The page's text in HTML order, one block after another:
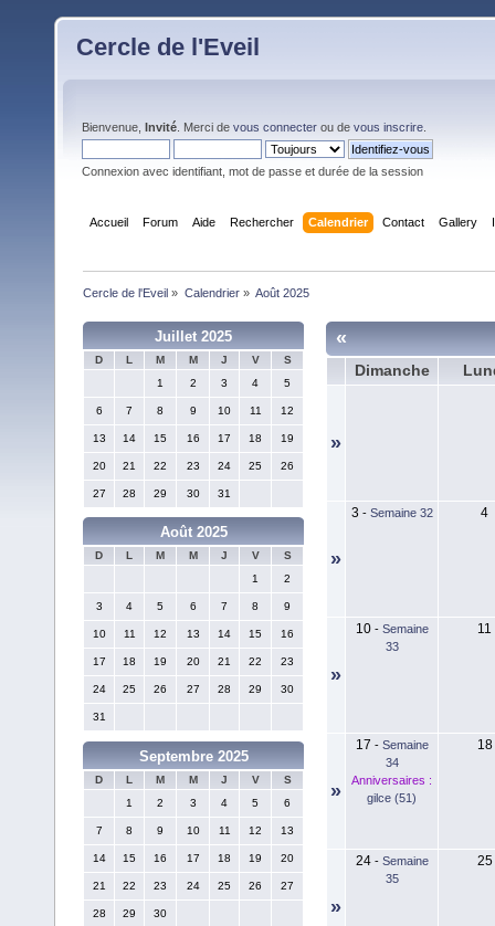
Cercle de l'Eveil
Bienvenue, Invité . Merci de vous connecter ou de vous inscrire
Connexion avec identifiant, mot de passe et durée de la session
Accueil Forum Aide Rechercher Calendrier Contact Gallery
Cercle de l'Eveil » Calendrier» Août 2025
Juillet 2025
D L M M J V
S
1
2 3 4 5
6 7 8 9 10 11 12
13 14 15 16 17 18 19
20 21 22 23 24 25 26
27 28 29 30 31
Août 2025
D L M M J V
S
1
2
3 4 5 6 7 8 9
10 11 12 13 14 15 16
17 18 19 20 21 22 23
24 25 26 27 28 29 30
31
Septembre 2025
D L M M J V
S
1
2 3 4 5 6
7 8 9 10 11 12 13
14 15 16 17 18 19 20
21 22 23 24 25 26 27
28 29 30
«
Dimanche
»
»
3 - Semaine 32 4
»
10- Semaine
33
11
»
17 - Semaine
34
Anniversaires :
gilce (51)
18
»
24- Semaine
35
25